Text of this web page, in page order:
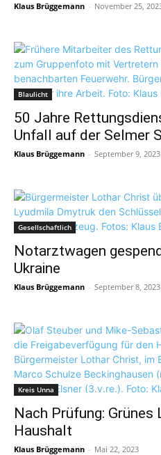
Klaus Brüggemann - November 25,
Blaulicht
50 Jahre
Unfall auf der Selmer
Klaus Brüggemann - September 9, 2023
Gesellschaftlich
Notarztwagen
Ukraine
Klaus Brüggemann - September 8, 2023
Kreis Unna
Nach Prüfung:
Haushalt
Klaus Brüggemann - Mai 22, 2023